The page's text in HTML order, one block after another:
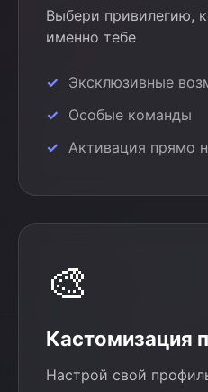
Выбери привилегию,
именно тебе
Эксклюзивные
Особые команды
Активация прямо
🎨
Кастомизация
Настрой свой